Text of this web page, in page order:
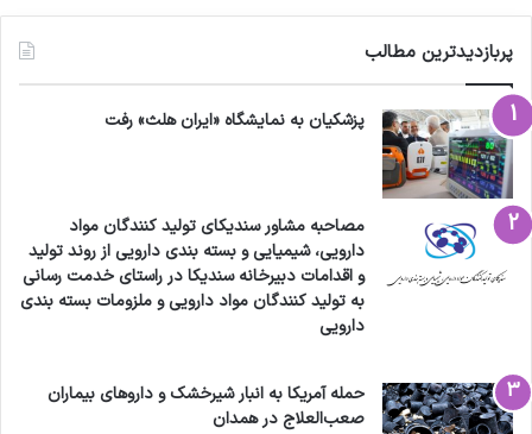
پربازدیدترین مطالب
پزشکیان به نمایشگاه «ایران هلث» رفت
مصاحبه مشاور سندیکای تولید کنندگان مواد
دارویی، شیمیایی و بسته بندی دارویی از روند تولید
و اقدامات دبیرخانه سندیکا در راستای خدمت رسانی
به تولید کنندگان مواد دارویی و ملزومات بسته بندی
دارویی
حمله آمریکا به انبار شیرخشک و داروهای بیماران
صعب‌العلاج در همدان